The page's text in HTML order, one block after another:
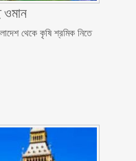
ওমান
থেকে কৃষি শ্রমিক নিতে